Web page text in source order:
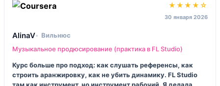
★★★★☆
30 января 2026
AlinaV
Вильнюс
Музыкальное продюсирование (практика в FL Studio)
Курс больше про подход: как слушать референсы, как
строить аранжировку, как не убить динамику. FL Studio
там как инструмент, но инструмент рабочий. Я делала